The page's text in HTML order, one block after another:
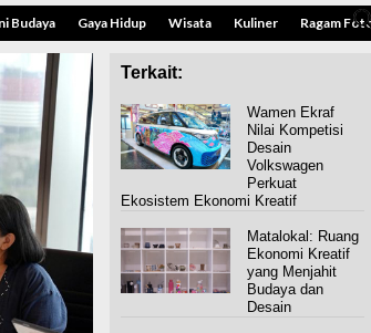
Budaya Gaya Hidup Wisata Kuliner Ragam
Terkait:
Wamen Ekraf
Nilai Kompetisi
Desain
Volkswagen
Perkuat
Ekosistem Ekonomi Kreatif
Matalokal: Ruang
Ekonomi Kreatif
yang Menjahit
Budaya dan
Desain